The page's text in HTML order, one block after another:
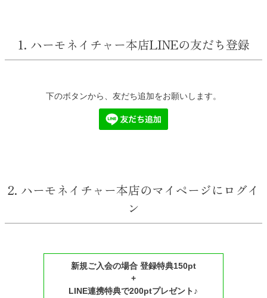
1. ハーモネイチャー本店LINEの友だち登録
下のボタンから、友だち追加をお願いします。
2. ハーモネイチャー本店のマイページにログイ
ン
新規ご入会の場合 登録特典150pt
+
LINE連携特典で200ptプレゼント♪